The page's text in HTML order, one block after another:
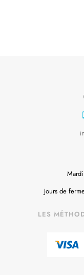
Jours de
LES